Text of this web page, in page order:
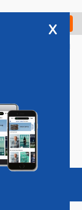
Check in
Vacatures
x